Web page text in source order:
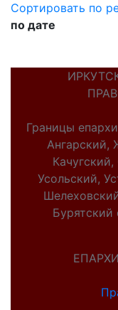
Сортировать по
по дате
Границы
Ангарский,
Усольский,
Бурятский